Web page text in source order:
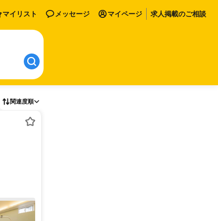
マイリスト メッセージ マイページ 求人掲載のご相談
関連度順